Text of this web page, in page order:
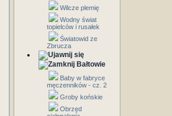
Wilcze plemię
Wodny świat
topielców i rusałek
Światowid ze
Zbrucza
Bałtowie
Baby w fabryce
męczenników - cz. 2
Groby końskie
Obrzęd